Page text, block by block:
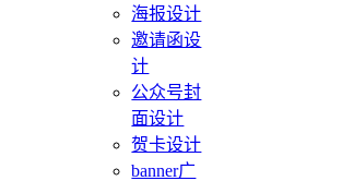
海报设计
邀请函设
计
公众号封
面设计
贺卡设计
banner广